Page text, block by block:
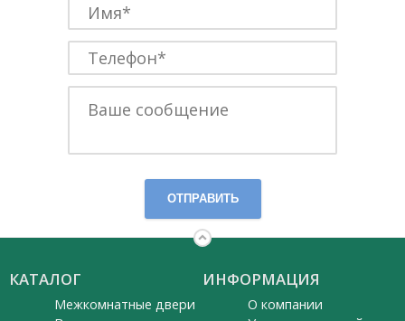
ОТПРАВИТЬ
КАТАЛОГ
Межкомнатные двери
ИНФОРМАЦИЯ
О компании